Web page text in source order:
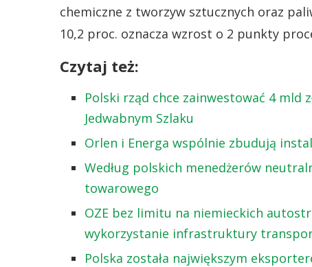
chemiczne z tworzyw sztucznych oraz
10,2 proc. oznacza wzrost o 2 punkty
Czytaj też:
Polski rząd chce zainwestować 4 mld
Jedwabnym Szlaku
Orlen i Energa wspólnie zbudują
Według polskich menedżerów
towarowego
OZE bez limitu na niemieckich
wykorzystanie infrastruktury
Polska została największym